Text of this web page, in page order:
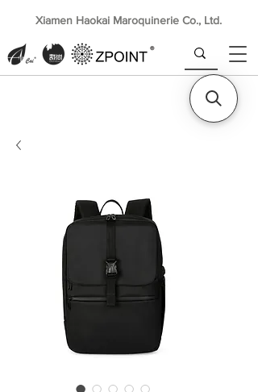
Xiamen Haokai Maroquinerie Co., Ltd.